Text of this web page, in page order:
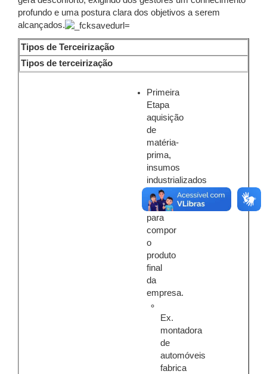
profundo e uma postura clara dos objetivos a serem
alcançados.
Tipos de Terceirização
Tipos de terceirização
Primeira
Etapa
aquisição
de
matéria-
prima,
insumos
industrializados
e
serviços
para
compor
o
produto
final
da
empresa.
Ex.
montadora
de
automóveis
fabrica